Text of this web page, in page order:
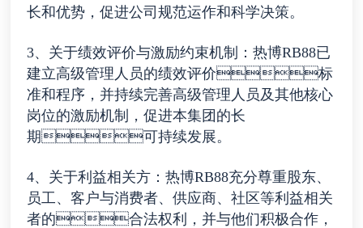
长和优势，促进公司规范运作和科学决策。
3、关于绩效评价与激励约束机制：热博RB88已
建立高级管理人员的绩效评价标
准和程序，并持续完善高级管理人员及其他核心
岗位的激励机制，促进本集团的长
期可持续发展。
4、关于利益相关方：热博RB88充分尊重股东、
员工、客户与消费者、供应商、社区等利益相关
者的合法权利，并与他们积极合作，